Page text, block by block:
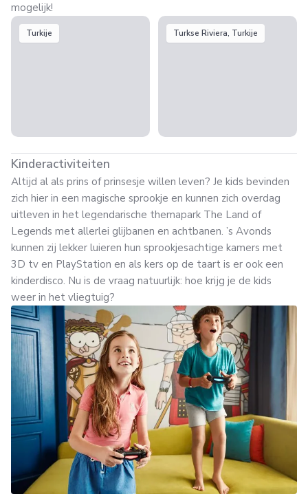
mogelijk!
Turkije Turkse Riviera, Turkije
Kinderactiviteiten
Altijd al als prins of prinsesje willen leven? Je kids bevinden
zich hier in een magische sprookje en kunnen zich overdag
uitleven in het legendarische themapark The Land of
Legends met allerlei glijbanen en achtbanen. ’s Avonds
kunnen zij lekker luieren hun sprookjesachtige kamers met
3D tv en PlayStation en als kers op de taart is er ook een
kinderdisco. Nu is de vraag natuurlijk: hoe krijg je de kids
weer in het vliegtuig?